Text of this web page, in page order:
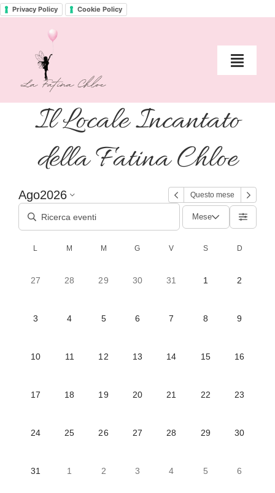
Privacy Policy Cookie Policy
Toggle
Home
Spazio creativo per famiglie
Il Diario di Fatina Chloe
Il Locale Incantato
della Fatina Chloe
Ago2026 Questo mese
Mese
L M M G V S D
27 28 29 30 31 1 2
3 4 5 6 7 8 9
10 11 12 13 14 15 16
17 18 19 20 21 22 23
24 25 26 27 28 29 30
31 1 2 3 4 5 6